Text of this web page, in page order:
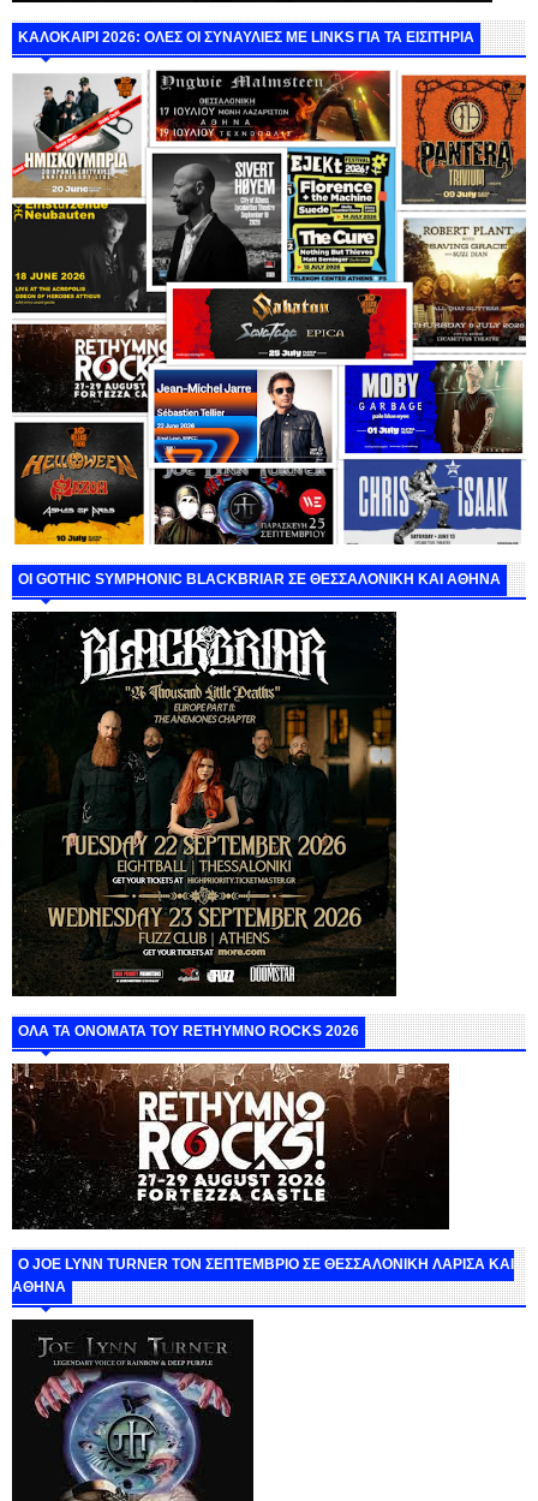
ΚΑΛΟΚΑΙΡΙ 2026: ΟΛΕΣ ΟΙ ΣΥΝΑΥΛΙΕΣ ΜΕ LINKS ΓΙΑ ΤΑ ΕΙΣΙΤΗΡΙΑ
ΟΙ GOTHIC SYMPHONIC BLACKBRIAR ΣΕ ΘΕΣΣΑΛΟΝΙΚΗ ΚΑΙ ΑΘΗΝΑ
ΟΛΑ ΤΑ ΟΝΟΜΑΤΑ ΤΟΥ RETHYMNO ROCKS 2026
O JOE LYNN TURNER ΤΟΝ ΣΕΠΤΕΜΒΡΙΟ ΣΕ ΘΕΣΣΑΛΟΝΙΚΗ ΛΑΡΙΣΑ ΚΑΙ
ΑΘΗΝΑ